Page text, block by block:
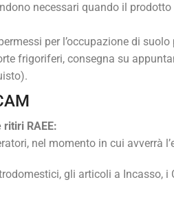
necessari quando il
per l’occupazione di suolo
frigoriferi, consegna su
RAEE:
nel momento in cui avverrà
gli articoli a Incasso, i